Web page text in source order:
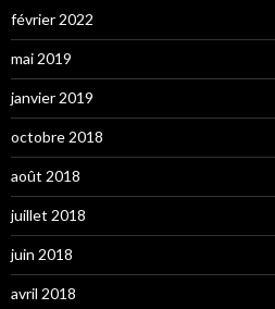
février 2022
mai 2019
janvier 2019
octobre 2018
août 2018
juillet 2018
juin 2018
avril 2018